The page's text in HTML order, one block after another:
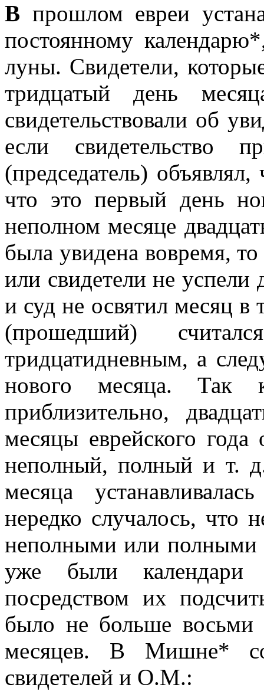
В прошлом евреи
постоянному
луны. Свидетели,
тридцатый день
свидетельствовали об
если свидетельство
(председатель)
что это первый день
неполном месяце
была увидена вовремя,
или свидетели не успели
и суд не освятил месяц в
(прошедший)
тридцатидневным, а
нового месяца. Так
приблизительно,
месяцы еврейского
неполный, полный и т.
месяца
нередко случалось, что
неполными или полными
уже были календари
посредством их
было не больше
месяцев. В Мишне*
свидетелей и О.М.: